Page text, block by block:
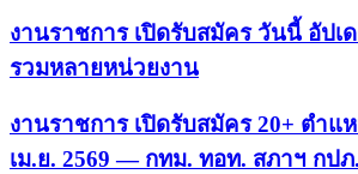
งานราชการ เปิดรับสมัคร วันนี้ อัปเ
รวมหลายหน่วยงาน
งานราชการ เปิดรับสมัคร 20+ ตำแ
เม.ย. 2569 — กทม. ทอท. สภาฯ กปภ.